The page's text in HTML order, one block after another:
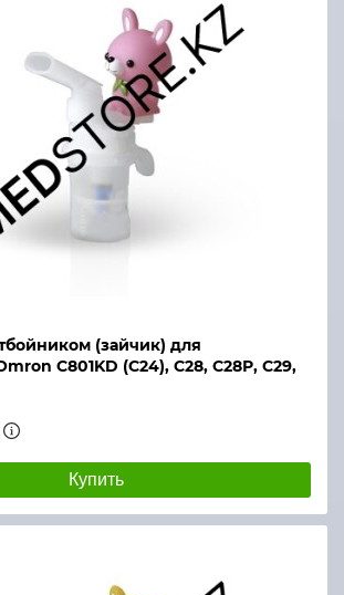
(зайчик) для
С801KD (С24), С28, С28Р, С29,
Купить